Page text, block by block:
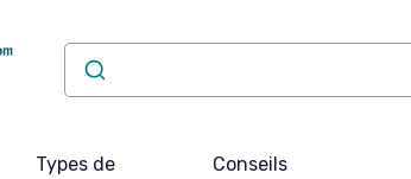
Types de
Conseils